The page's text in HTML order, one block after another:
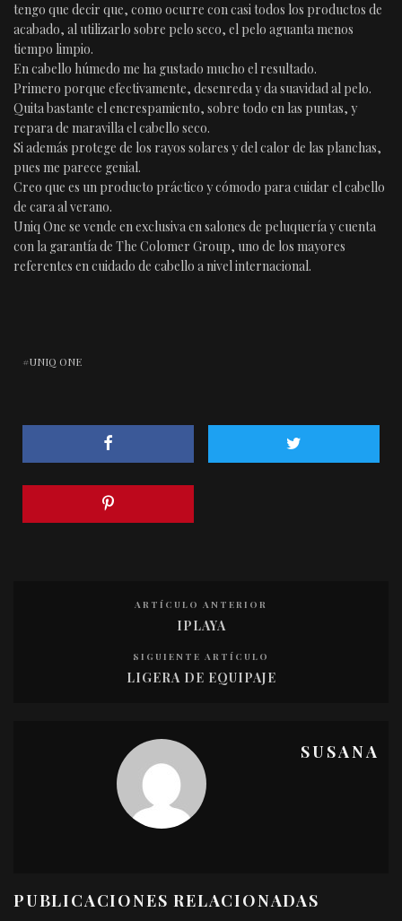
tengo que decir que, como ocurre con casi todos los productos de
acabado, al utilizarlo sobre pelo seco, el pelo aguanta menos
tiempo limpio.
En cabello húmedo me ha gustado mucho el resultado.
Primero porque efectivamente, desenreda y da suavidad al pelo.
Quita bastante el encrespamiento, sobre todo en las puntas, y
repara de maravilla el cabello seco.
Si además protege de los rayos solares y del calor de las planchas,
pues me parece genial.
Creo que es un producto práctico y cómodo para cuidar el cabello
de cara al verano.
Uniq One se vende en exclusiva en salones de peluquería y cuenta
con la garantía de The Colomer Group, uno de los mayores
referentes en cuidado de cabello a nivel internacional.
UNIQ ONE
ARTÍCULO ANTERIOR
IPLAYA
SIGUIENTE ARTÍCULO
LIGERA DE EQUIPAJE
SUSANA
PUBLICACIONES RELACIONADAS